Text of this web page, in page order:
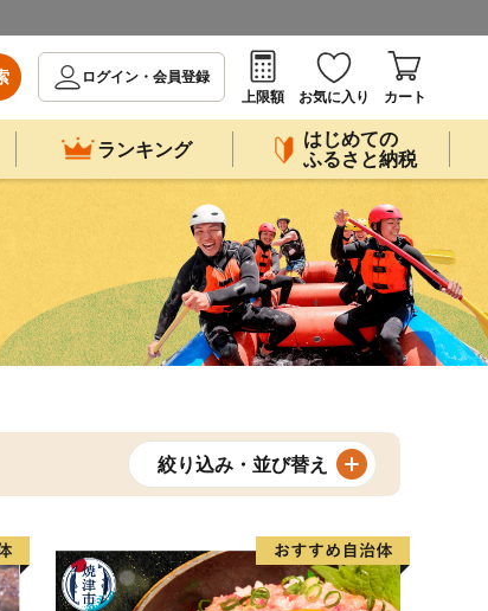
ログイン・会員登録
上限額
お気に入り カート
ランキング
はじめての
ふるさと納税
絞り込み・並び替え